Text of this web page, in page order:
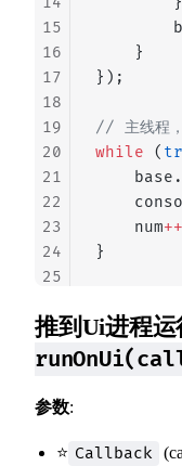
    }
});
// 主线程，
while (
    base.
    num
++
}
15
16
17
18
19
20
21
22
23
24
25
推到Ui进程运
参数:
⭐ Callback